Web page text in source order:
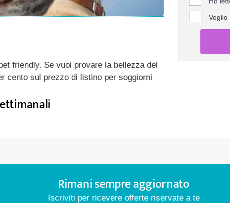
friendly. Se vuoi provare la bellezza del
cento sul prezzo di listino per soggiorni
Voglio
Rimani sempre aggiornato
Iscriviti per ricevere offerte riservate a te